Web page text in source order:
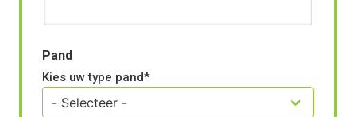
Pand
Kies uw type pand